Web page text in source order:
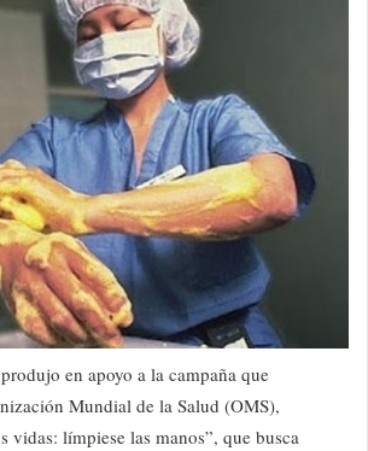
en apoyo a la campaña que
Mundial de la Salud (OMS),
vidas: límpiese las manos”, que busca